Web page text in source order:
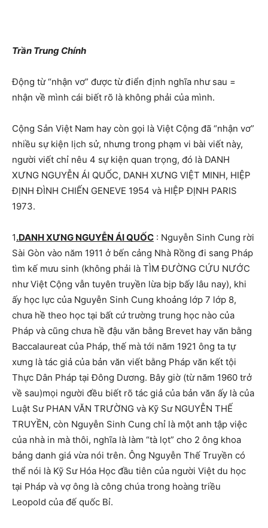
Trần Trung Chính
Động từ “nhận vơ” được từ điển định nghĩa như sau =
nhận về mình cái biết rõ là không phải của mình.
Cộng Sản Việt Nam hay còn gọi là Việt Cộng đã “nhận vơ”
nhiều sự kiện lịch sử, nhưng trong phạm vi bài viết này,
người viết chỉ nêu 4 sự kiện quan trọng, đó là DANH
XƯNG NGUYỄN ÁI QUỐC, DANH XƯNG VIỆT MINH, HIỆP
ĐỊNH ĐÌNH CHIẾN GENEVE 1954 và HIỆP ĐỊNH PARIS
1973.
1.DANH XƯNG NGUYỄN ÁI QUỐC : Nguyễn Sinh Cung rời
Sài Gòn vào năm 1911 ở bến cảng Nhà Rồng đi sang Pháp
tìm kế mưu sinh (không phải là TÌM ĐƯỜNG CỨU NƯỚC
như Việt Cộng vẫn tuyên truyền lừa bịp bấy lâu nay), khi
ấy học lực của Nguyễn Sinh Cung khoảng lớp 7 lớp 8,
chưa hề theo học tại bất cứ trường trung học nào của
Pháp và cũng chưa hề đậu văn bằng Brevet hay văn bằng
Baccalaureat của Pháp, thế mà tới năm 1921 ông ta tự
xưng là tác giả của bản văn viết bằng Pháp văn kết tội
Thực Dân Pháp tại Đông Dương. Bây giờ (từ năm 1960 trở
về sau)mọi người đều biết rõ tác giả của bản văn ấy là của
Luật Sư PHAN VĂN TRƯỜNG và Kỹ Sư NGUYỄN THẾ
TRUYỀN, còn Nguyễn Sinh Cung chỉ là một anh tập việc
của nhà in mà thôi, nghĩa là làm “tà lọt” cho 2 ông khoa
bảng danh giá vừa nói trên. Ông Nguyễn Thế Truyền có
thể nói là Kỹ Sư Hóa Học đầu tiên của người Việt du học
tại Pháp và vợ ông là công chúa trong hoàng triều
Leopold của đế quốc Bỉ.